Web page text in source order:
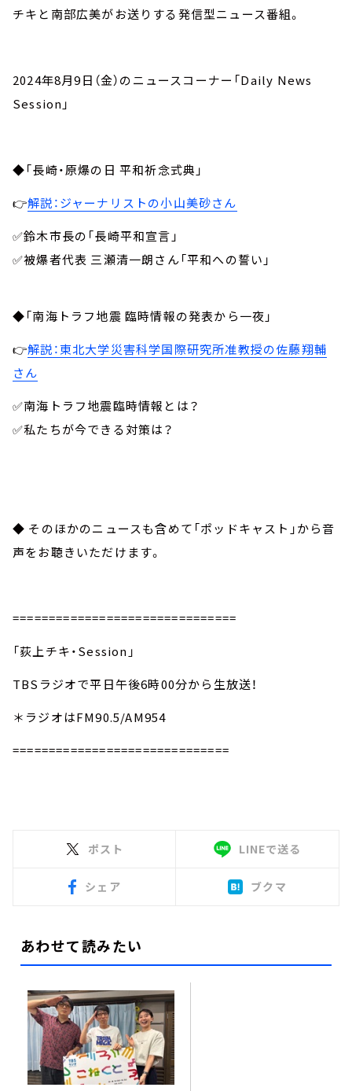
チキと南部広美がお送りする発信型ニュース番組。
2024年8月9日（金）のニュースコーナー「Daily News
Session」
◆「長崎・原爆の日 平和祈念式典」
👉解説：ジャーナリストの小山美砂さん
✅鈴木市長の「長崎平和宣言」
✅被爆者代表 三瀬清一朗さん「平和への誓い」
◆「南海トラフ地震 臨時情報の発表から一夜」
👉解説：東北大学災害科学国際研究所准教授の佐藤翔輔
さん
✅南海トラフ地震臨時情報とは？
✅私たちが今できる対策は？
◆ そのほかのニュースも含めて「ポッドキャスト」から音
声をお聴きいただけます。
===============================
「荻上チキ・Session」
TBSラジオで平日午後6時00分から生放送！
＊ラジオはFM90.5/AM954
==============================
ポスト LINEで送る
シェア ブクマ
あわせて読みたい